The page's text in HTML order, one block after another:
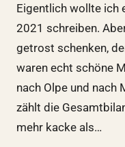
Eigentlich wollte ich
2021 schreiben.
getrost schenken,
waren echt schöne
nach Olpe und nach
zählt die
mehr kacke als…